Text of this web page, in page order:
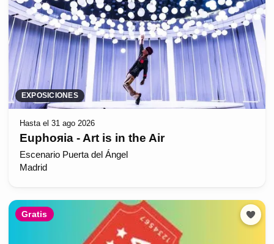
EXPOSICIONES
Hasta el 31 ago 2026
Euphoяia - Art is in the Air
Escenario Puerta del Ángel
Madrid
Gratis